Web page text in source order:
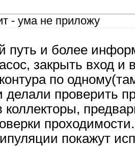
- ума не приложу
путь и более
закрыть вход и
по
делали проверить
коллекторы,
проходимости.
покажут